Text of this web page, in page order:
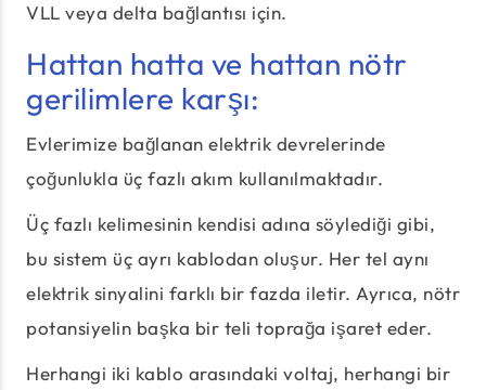
VLL veya delta bağlantısı için.
Hattan hatta ve hattan nötr
gerilimlere karşı:
Evlerimize bağlanan elektrik devrelerinde
çoğunlukla üç fazlı akım kullanılmaktadır.
Üç fazlı kelimesinin kendisi adına söylediği gibi,
bu sistem üç ayrı kablodan oluşur. Her tel aynı
elektrik sinyalini farklı bir fazda iletir. Ayrıca, nötr
potansiyelin başka bir teli toprağa işaret eder.
Herhangi iki kablo arasındaki voltaj, herhangi bir